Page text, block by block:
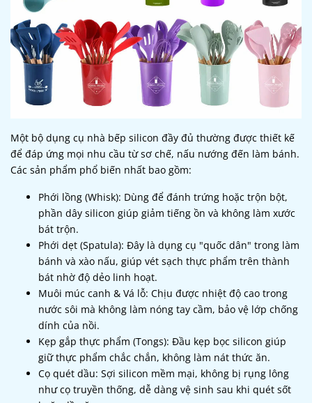
Một bộ dụng cụ nhà bếp silicon đầy đủ thường được thiết kế
để đáp ứng mọi nhu cầu từ sơ chế, nấu nướng đến làm bánh.
Các sản phẩm phổ biến nhất bao gồm:
Phới lồng (Whisk): Dùng để đánh trứng hoặc trộn bột,
phần dây silicon giúp giảm tiếng ồn và không làm xước
bát trộn.
Phới dẹt (Spatula): Đây là dụng cụ "quốc dân" trong làm
bánh và xào nấu, giúp vét sạch thực phẩm trên thành
bát nhờ độ dẻo linh hoạt.
Muôi múc canh & Vá lỗ: Chịu được nhiệt độ cao trong
nước sôi mà không làm nóng tay cầm, bảo vệ lớp chống
dính của nồi.
Kẹp gắp thực phẩm (Tongs): Đầu kẹp bọc silicon giúp
giữ thực phẩm chắc chắn, không làm nát thức ăn.
Cọ quét dầu: Sợi silicon mềm mại, không bị rụng lông
như cọ truyền thống, dễ dàng vệ sinh sau khi quét sốt